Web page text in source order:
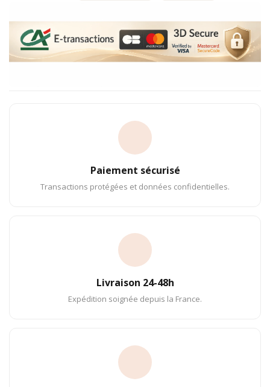
Paiement sécurisé
Transactions protégées et données confidentielles.
Livraison 24-48h
Expédition soignée depuis la France.